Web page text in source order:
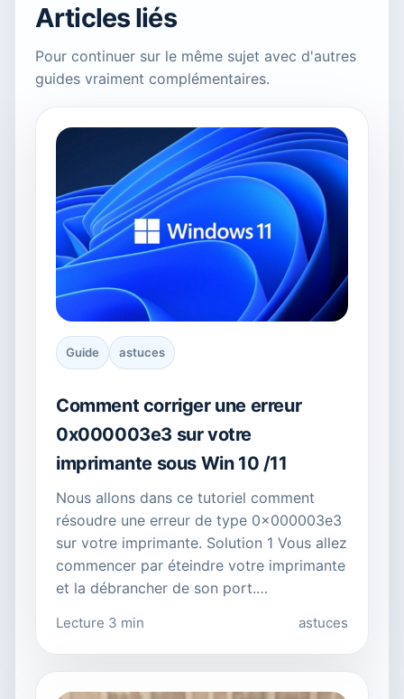
Articles liés
Pour continuer sur le même sujet avec d'autres
guides vraiment complémentaires.
Guide astuces
Comment corriger une erreur
0x000003e3 sur votre
imprimante sous Win 10 /11
Nous allons dans ce tutoriel comment
résoudre une erreur de type 0x000003e3
sur votre imprimante. Solution 1 Vous allez
commencer par éteindre votre imprimante
et la débrancher de son port.…
Lecture 3 min astuces